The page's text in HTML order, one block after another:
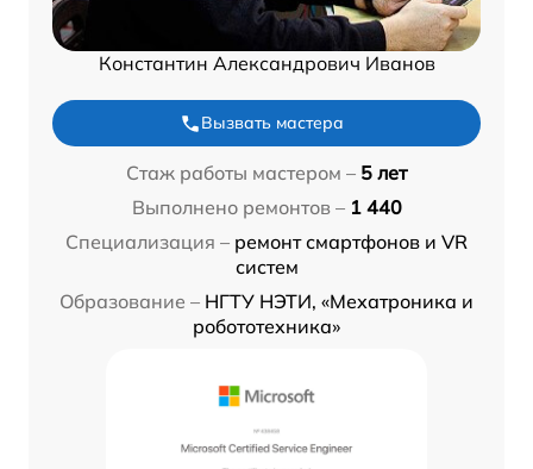
Константин Александрович Иванов
Вызвать мастера
Стаж работы мастером – 5 лет
Выполнено ремонтов – 1 440
Специализация – ремонт смартфонов и VR
систем
Образование – НГТУ НЭТИ, «Мехатроника и
робототехника»